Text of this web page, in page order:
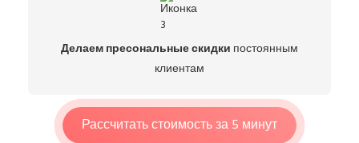
Делаем пресональные скидки постоянным
клиентам
Рассчитать стоимость за 5 минут